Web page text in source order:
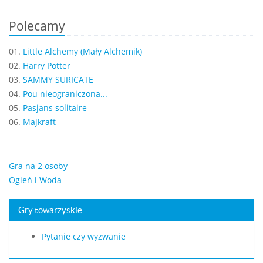
Polecamy
01. Little Alchemy (Mały Alchemik)
02. Harry Potter
03. SAMMY SURICATE
04. Pou nieograniczona...
05. Pasjans solitaire
06. Majkraft
Gra na 2 osoby
Ogień i Woda
Gry towarzyskie
Pytanie czy wyzwanie